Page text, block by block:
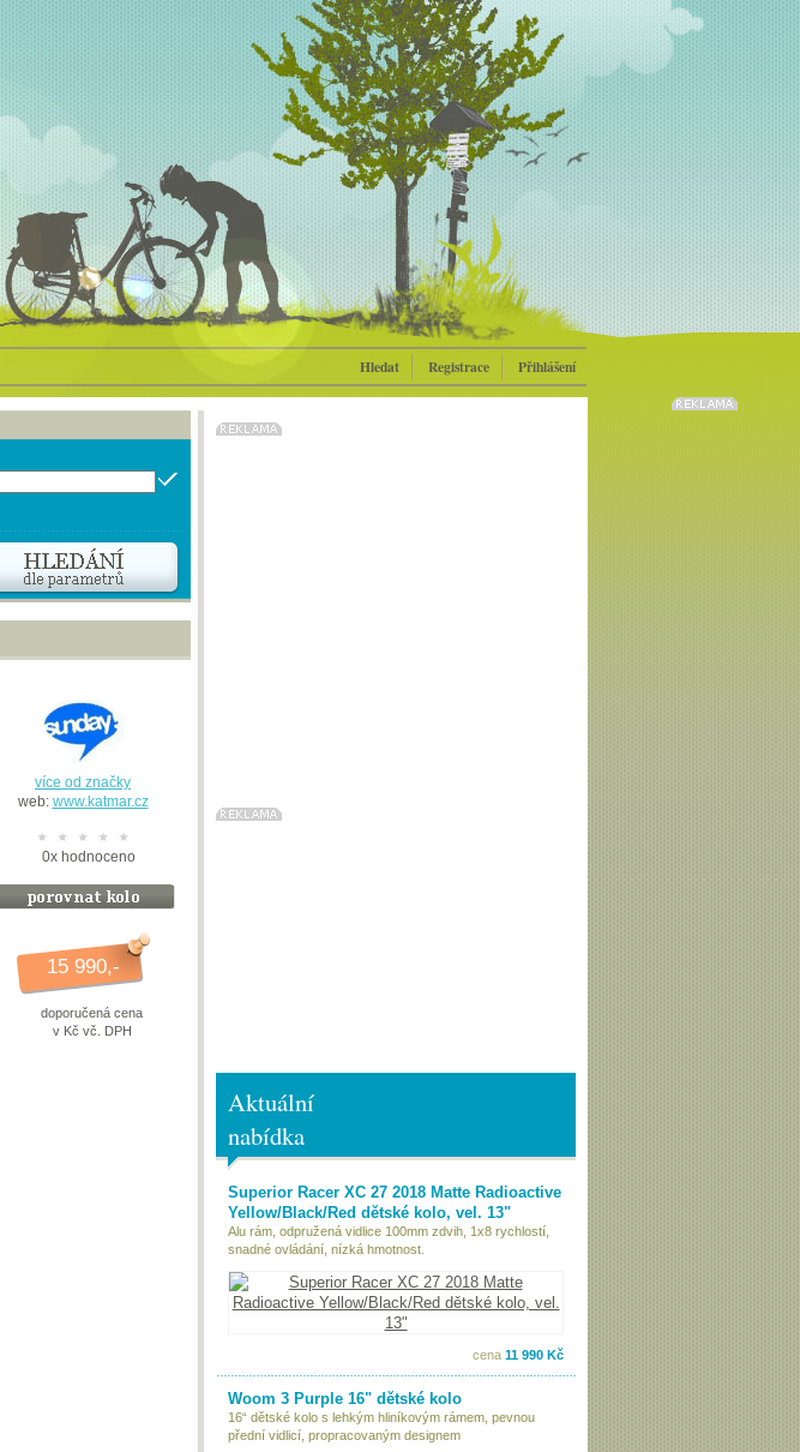
Hledat Registrace Přihlášení
více od značky
web: www.katmar.cz
0xhodnoceno
15 990,-
doporučená cena
v Kč vč. DPH
Aktuální
nabídka
Superior Racer XC 27 2018 Matte Radioactive
Yellow/Black/Red dětské kolo, vel. 13"
Alu rám, odpružená vidlice 100mm zdvih, 1x8 rychlostí,
snadné ovládání, nízká hmotnost.
cena 11 990 Kč
Woom 3 Purple 16" dětské kolo
16“ dětské kolo s lehkým hliníkovým rámem, pevnou
přední vidlicí, propracovaným designem